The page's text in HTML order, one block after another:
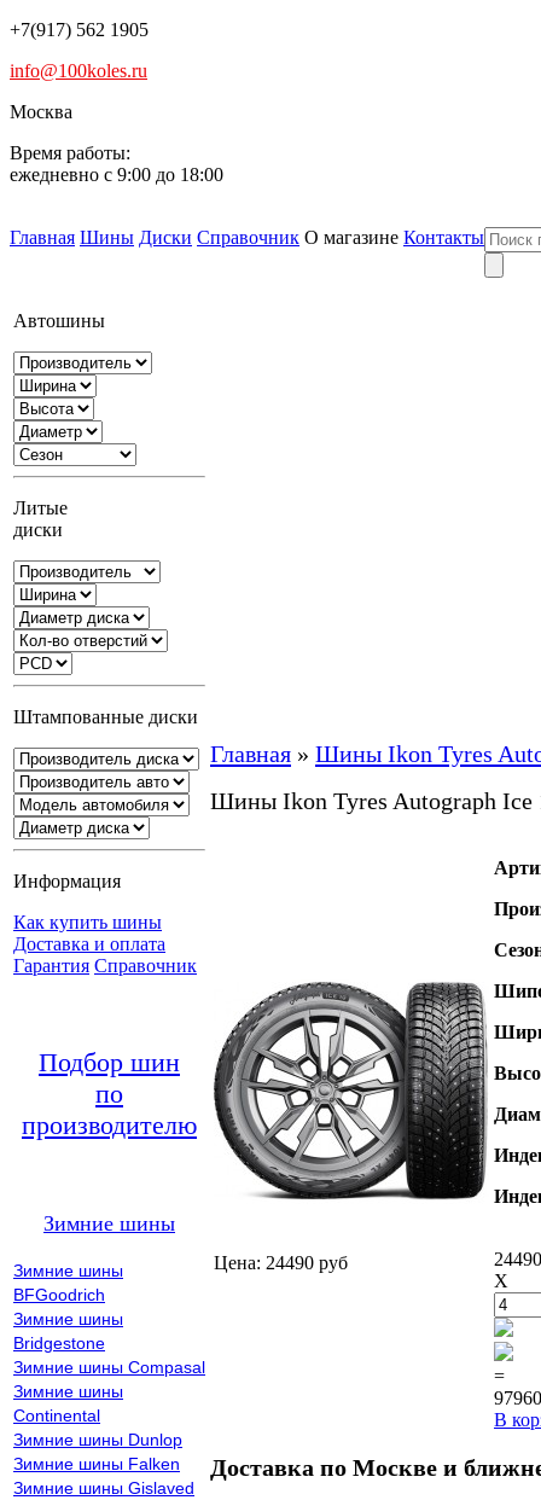
+7(917) 562 1905
info@100koles.ru
Москва
Время работы:
ежедневно с 9:00 до 18:00
Главная Шины Диски Справочник О магазине Контакты
Автошины
Литые
диски
Штампованные диски
Информация
Как купить шины
Доставка и оплата
Гарантия Справочник
Подбор шин
по
производителю
Зимние шины
Зимние шины
BFGoodrich
Зимние шины
Bridgestone
Зимние шины Compasal
Зимние шины
Continental
Зимние шины Dunlop
Зимние шины Falken
Зимние шины Gislaved
Главная » Шины Ikon Tyres
Шины Ikon Tyres Autograph Ice
Цена: 24490 руб
X
=
В
Доставка по Москве и